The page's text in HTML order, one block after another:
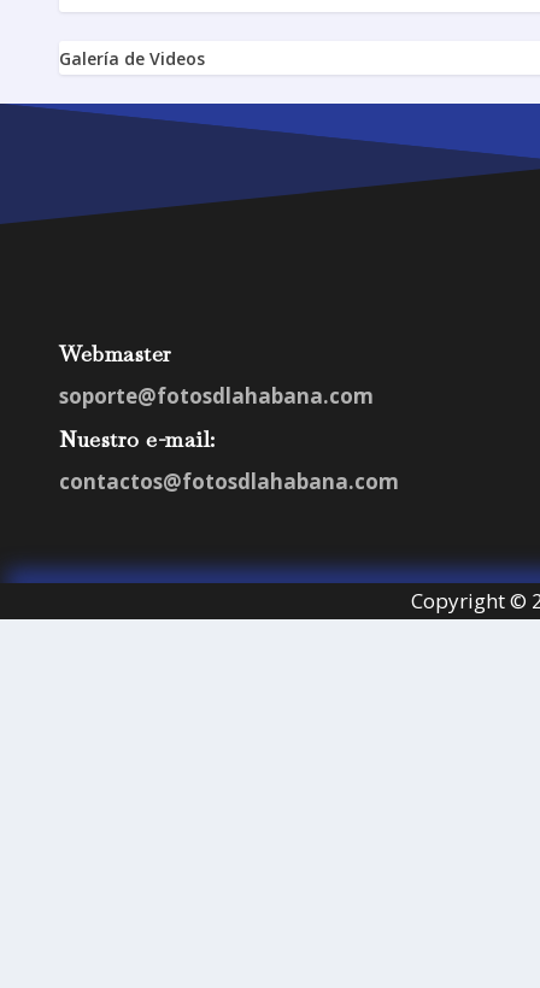
Galería de Videos
Webmaster
soporte@fotosdlahabana.com
Nuestro e-mail:
contactos@fotosdlahabana.com
Copyright ©